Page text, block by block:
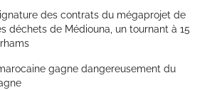
des contrats du mégaprojet de
déchets de Médiouna, un tournant à 15
gagne dangereusement du